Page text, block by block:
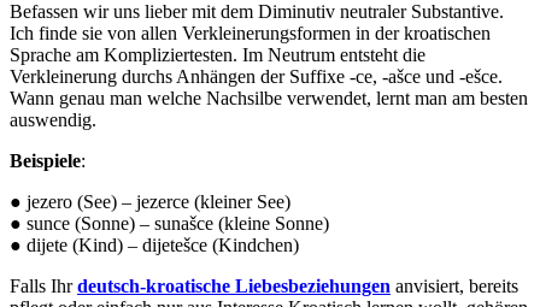
Befassen wir uns lieber mit dem Diminutiv neutraler Substantive.
Ich finde sie von allen Verkleinerungsformen in der kroatischen
Sprache am Kompliziertesten. Im Neutrum entsteht die
Verkleinerung durchs Anhängen der Suffixe -ce, -ašce und -ešce.
Wann genau man welche Nachsilbe verwendet, lernt man am besten
auswendig.
Beispiele:
● jezero (See) – jezerce (kleiner See)
● sunce (Sonne) – sunašce (kleine Sonne)
● dijete (Kind) – dijetešce (Kindchen)
Falls Ihrdeutsch-kroatische Liebesbeziehungen anvisiert, bereits